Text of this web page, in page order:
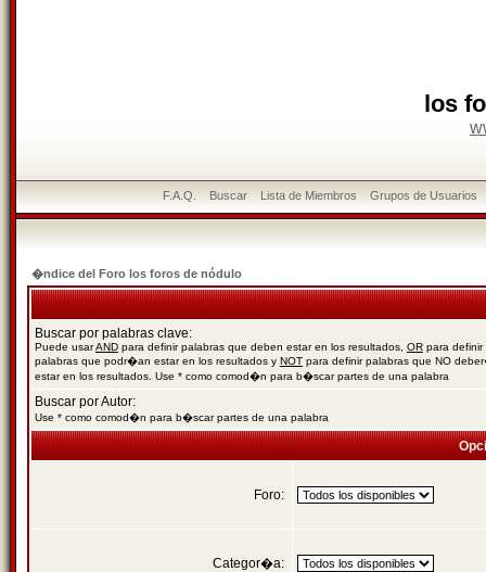
los
F.A.Q. Buscar Lista de Miembros Grupos de Usuarios
�ndice del Foro los foros de nódulo
Buscar por palabras clave:
Puede usarAND para definir palabras que deben estar en los resultados, OR para definir
palabras que podr�an estar en los resultados y NOT para definir palabras que NO
estar en los resultados. Use * como comod�n para b�scar partes de una palabra
Buscar por Autor:
Use * como comod�n para b�scar partes de una palabra
Foro:
Categor�a: